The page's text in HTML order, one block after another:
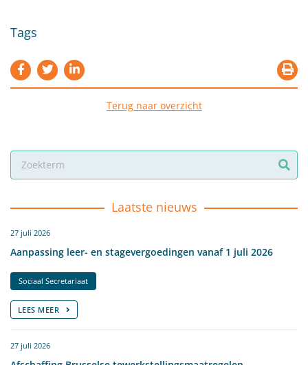
Tags
Terug naar overzicht
Laatste nieuws
27 juli 2026
Aanpassing leer- en stagevergoedingen vanaf 1 juli 2026
Sociaal Secretariaat
LEES MEER
27 juli 2026